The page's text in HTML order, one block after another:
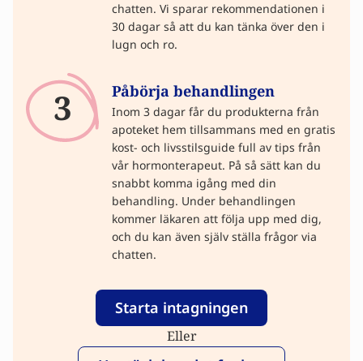
chatten. Vi sparar rekommendationen i
30 dagar så att du kan tänka över den i
lugn och ro.
3 Påbörja behandlingen
Inom 3 dagar får du produkterna från
apoteket hem tillsammans med en gratis
kost- och livsstilsguide full av tips från
vår hormonterapeut. På så sätt kan du
snabbt komma igång med din
behandling. Under behandlingen
kommer läkaren att följa upp med dig,
och du kan även själv ställa frågor via
chatten.
Starta intagningen
Eller